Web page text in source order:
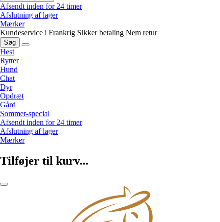
Afsendt inden for 24 timer
Afslutning af lager
Mærker
Kundeservice i Frankrig Sikker betaling Nem retur
Søg
Hest
Rytter
Hund
Chat
Dyr
Opdræt
Gård
Sommer-special
Afsendt inden for 24 timer
Afslutning af lager
Mærker
Tilføjer til kurv...